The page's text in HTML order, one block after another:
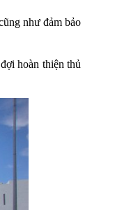
như đảm bảo
hoàn thiện thủ